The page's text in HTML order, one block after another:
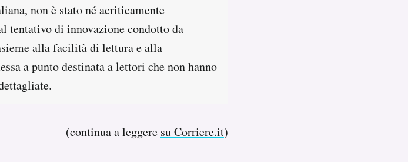
non è stato né acriticamente
tentativo di innovazione condotto da
alla facilità di lettura e alla
a punto destinata a lettori che non hanno
(continua a leggere su Corriere.it)